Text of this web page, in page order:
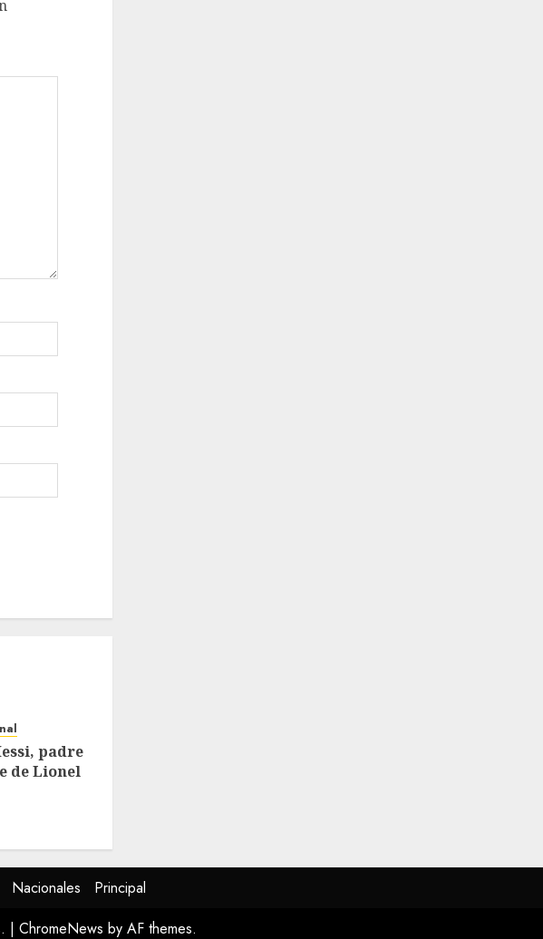
padre
de Lionel
Nacionales
Principal
| ChromeNews by AF themes.